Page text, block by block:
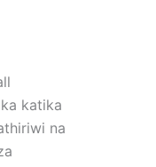
katika
na